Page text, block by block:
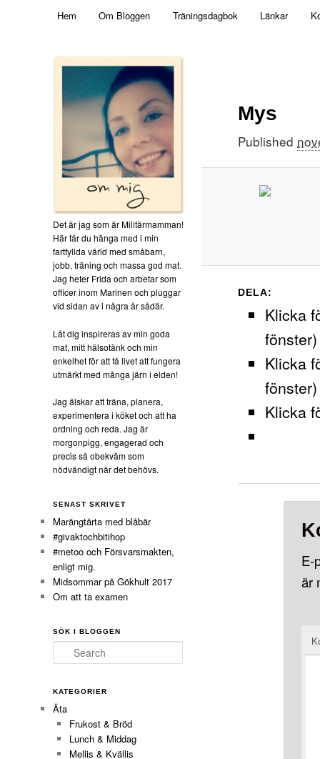
Militärmamman
Skip to primary content
Hem Om Bloggen Träningsdagbok Länkar
Mys
Published
DELA:
Klicka
fönster)
Klicka
fönster)
Klicka
E-
är
Det är jag som är Militärmamman!
Här får du hänga med i min
fartfyllda värld med småbarn,
jobb, träning och massa god mat.
Jag heter Frida och arbetar som
officer inom Marinen och pluggar
vid sidan av i några år sådär.
Låt dig inspireras av min goda
mat, mitt hälsotänk och min
enkelhet för att få livet att fungera
utmärkt med många järn i elden!
Jag älskar att träna, planera,
experimentera i köket och att ha
ordning och reda. Jag är
morgonpigg, engagerad och
precis så obekväm som
nödvändigt när det behövs.
SENAST SKRIVET
Marängtårta med blåbär
#givaktochbitihop
#metoo och Försvarsmakten,
enligt mig.
Midsommar på Gökhult 2017
Om att ta examen
SÖK I BLOGGEN
Search
KATEGORIER
Äta
Frukost & Bröd
Lunch & Middag
Mellis & Kvällis